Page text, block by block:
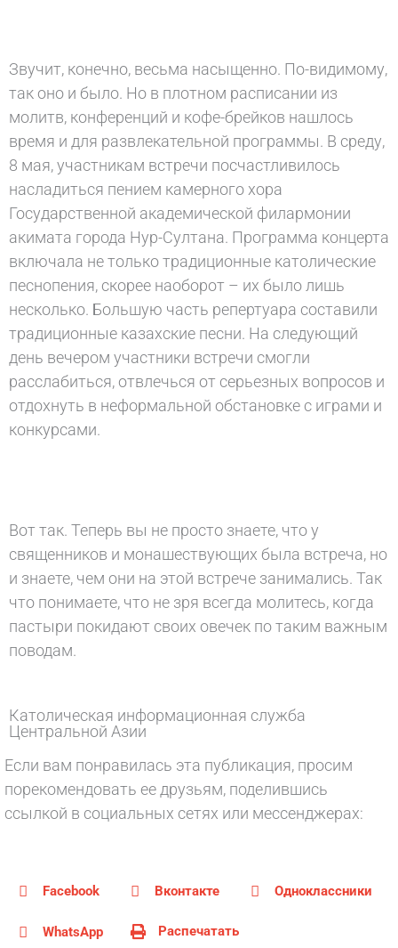
Звучит, конечно, весьма насыщенно. По-видимому,
так оно и было. Но в плотном расписании из
молитв, конференций и кофе-брейков нашлось
время и для развлекательной программы. В среду,
8 мая, участникам встречи посчастливилось
насладиться пением камерного хора
Государственной академической филармонии
акимата города Нур-Султана. Программа концерта
включала не только традиционные католические
песнопения, скорее наоборот – их было лишь
несколько. Большую часть репертуара составили
традиционные казахские песни. На следующий
день вечером участники встречи смогли
расслабиться, отвлечься от серьезных вопросов и
отдохнуть в неформальной обстановке с играми и
конкурсами.
Вот так. Теперь вы не просто знаете, что у
священников и монашествующих была встреча, но
и знаете, чем они на этой встрече занимались. Так
что понимаете, что не зря всегда молитесь, когда
пастыри покидают своих овечек по таким важным
поводам.
Католическая информационная служба
Центральной Азии
Если вам понравилась эта публикация, просим
порекомендовать ее друзьям, поделившись
ссылкой в социальных сетях или мессенджерах:
Facebook Вконтакте Одноклассники
WhatsApp Распечатать